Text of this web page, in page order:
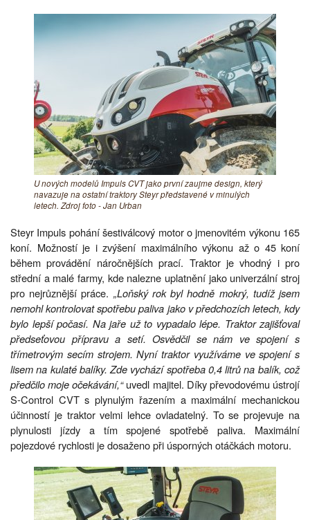
U nových modelů Impuls CVT jako první zaujme design, který
navazuje na ostatní traktory Steyr představené v minulých
letech. Zdroj foto - Jan Urban
Steyr Impuls pohání šestiválcový motor o jmenovitém výkonu 165
koní. Možností je i zvýšení maximálního výkonu až o 45 koní
během provádění náročnějších prací. Traktor je vhodný i pro
střední a malé farmy, kde nalezne uplatnění jako univerzální stroj
pro nejrůznější práce. „Loňský rok byl hodně mokrý, tudíž jsem
nemohl kontrolovat spotřebu paliva jako v předchozích letech, kdy
bylo lepší počasí. Na jaře už to vypadalo lépe. Traktor zajišťoval
předseťovou přípravu a setí. Osvědčil se nám ve spojení s
třímetrovým secím strojem. Nyní traktor využíváme ve spojení s
lisem na kulaté balíky. Zde vychází spotřeba 0,4 litrů na balík, což
předčilo moje očekávání,“uvedl majitel. Díky převodovému ústrojí
S-Control CVT s plynulým řazením a maximální mechanickou
účinností je traktor velmi lehce ovladatelný. To se projevuje na
plynulosti jízdy a tím spojené spotřebě paliva. Maximální
pojezdové rychlosti je dosaženo při úsporných otáčkách motoru.